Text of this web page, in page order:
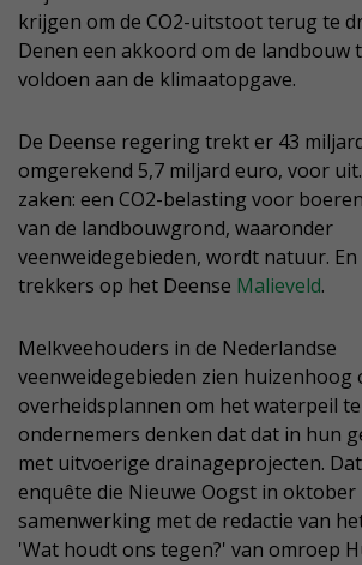
krijgen om de CO2-uitstoot terug te
Denen een akkoord om de landbouw
voldoen aan de klimaatopgave.
De Deense regering trekt er 43
omgerekend 5,7 miljard euro, voor
zaken: een CO2-belasting voor
van de landbouwgrond, waaronder
veenweidegebieden, wordt natuur.
trekkers op het Deense Malieveld.
Melkveehouders in de Nederlandse
veenweidegebieden zien huizenhoog
overheidsplannen om het waterpeil
ondernemers denken dat dat in hun
met uitvoerige drainageprojecten.
enquête die Nieuwe Oogst in oktober
samenwerking met de redactie van
'Wat houdt ons tegen?' van omroep